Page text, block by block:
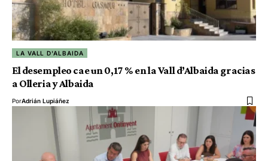
LA VALL D'ALBAIDA
El desempleo cae un 0,17 % en la Vall d’Albaida gracias
a Olleria y Albaida
PorAdrián Lupiáñez